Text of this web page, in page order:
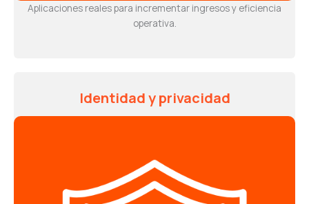
Aplicaciones reales para incrementar ingresos y eficiencia
operativa.
Identidad y privacidad